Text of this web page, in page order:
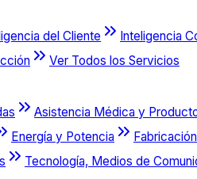
del Cliente Inteligencia
Ver Todos los Servicios
Asistencia Médica y
Energía y Potencia Fabricación
Tecnología, Medios de